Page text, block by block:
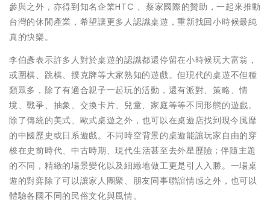
參與之外， 亦得到知名企業HTC 、蔡家國際的贊助，一起來推動
台灣的休閒產業， 希望讓更多人認識桌遊，重新找回小時候最純
真的快樂。
李伯彥表示許多人對於桌遊的認識都還停留在小時候玩大富翁，
或圍棋、跳棋、撲克牌等大家熟知的遊戲。但現代的桌遊不但種
類眾多，除了有適合親子一起玩的活動， 還有派對、策略、情
境、戰爭、抽象、交換卡片、兒童、家庭等等不同形態的遊戲。
除了傳統的美式、歐式桌遊之外， 也可以在桌遊店找到現今風靡
的中國歷史或日系遊戲。 不同時空背景的桌遊能讓玩家自由的穿
梭在史前時代、中古時期、現代生活甚至去外星歷險 ; 伴隨主題
的不同，精緻的場景變化以及細緻地做工更是引人入勝。 一場桌
遊的對弈除了可以讓家人團聚、朋友同事聯誼情感之外， 也可以
體驗各國不同的民俗文化與風情。